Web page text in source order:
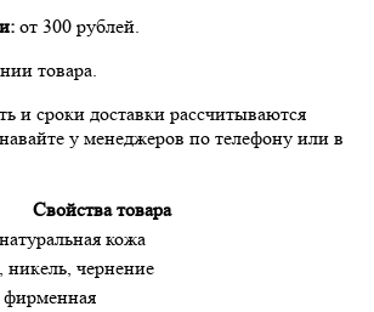
от 300 рублей.
товара.
и сроки доставки рассчитываются
у менеджеров по телефону или в
Свойства товара
кожа
никель, чернение
фирменная